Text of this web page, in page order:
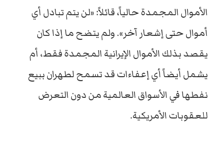
الأموال المجمدة حالياً، قائلاً: «لن يتم تبادل أي
أموال حتى إشعار آخر». ولم يتضح ما إذا كان
يقصد بذلك الأموال الإيرانية المجمدة فقط، أم
يشمل أيضاً أي إعفاءات قد تسمح لطهران ببيع
نفطها في الأسواق العالمية من دون التعرض
للعقوبات الأمريكية.